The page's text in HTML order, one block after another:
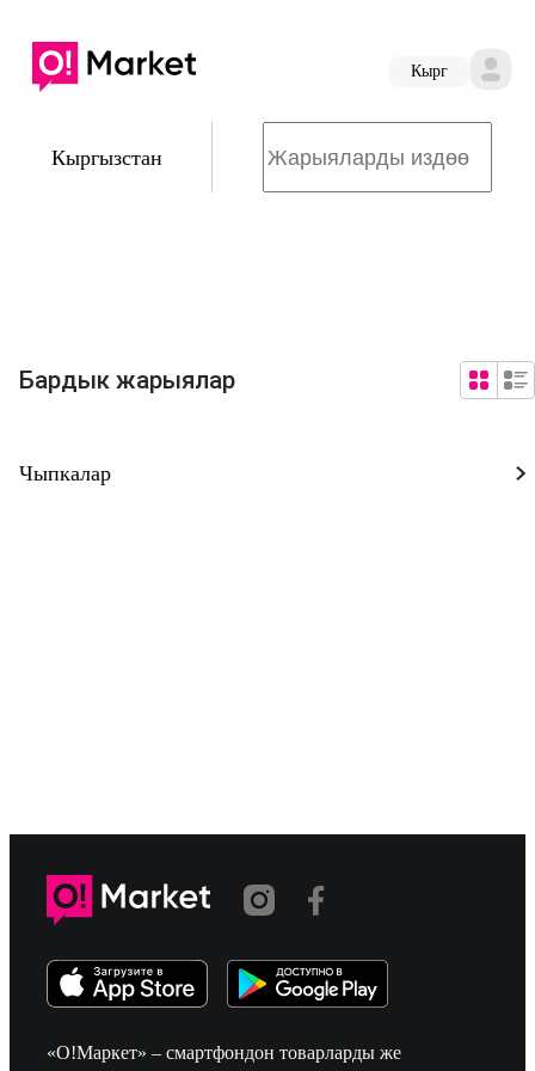
Кырг
Кыргызстан
Бардык жарыялар
Чыпкалар
«О!Маркет» – смартфондон товарларды же